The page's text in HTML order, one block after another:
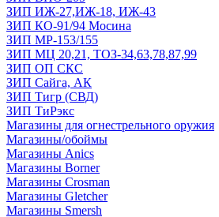
ЗИП ИЖ-27,ИЖ-18, ИЖ-43
ЗИП КО-91/94 Мосина
ЗИП МР-153/155
ЗИП МЦ 20,21, ТОЗ-34,63,78,87,99
ЗИП ОП СКС
ЗИП Сайга, АК
ЗИП Тигр (СВД)
ЗИП ТиРэкс
Магазины для огнестрельного оружия
Магазины/обоймы
Магазины Anics
Магазины Borner
Магазины Crosman
Магазины Gletcher
Магазины Smersh